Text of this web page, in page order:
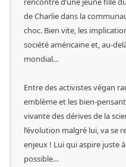
de Charlie dans la
choc. Bien vite, les
société américaine et, au-
mondial…
Entre des activistes végan
emblème et les bien-
vivante des dérives de la
l’évolution malgré lui, va se
enjeux ! Lui qui aspire juste
possible…